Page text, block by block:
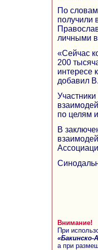
По
получили
личными
«Сейчас
200
интересе
добавил
по целям
В
Внимание!
При
«Бакинско-
а при